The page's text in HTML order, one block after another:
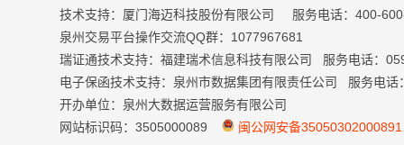
技术支持：厦门海迈科技股份有限公司 服务电话：400-
泉州交易平台操作交流QQ群：1077967681
瑞证通技术支持：福建瑞术信息科技有限公司 服务电话：
电子保函技术支持：泉州市数据集团有限责任公司 服务电话
开办单位：泉州大数据运营服务有限公司
网站标识码：3505000089
闽公网安备35050302000891